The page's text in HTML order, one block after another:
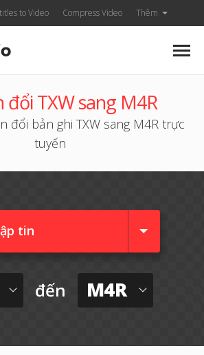
to Video Compress Video Thêm
đổi TXW sang M4R
đổi bản ghi TXW sang M4R trực
tuyến
tin
đến M4R